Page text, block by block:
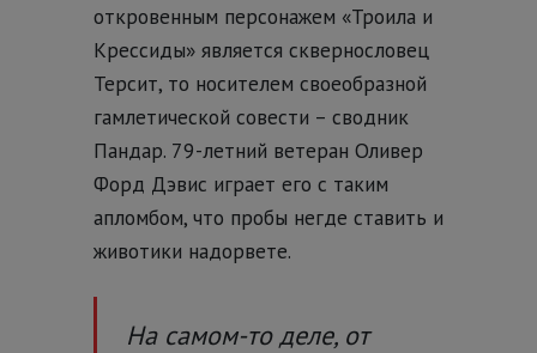
откровенным персонажем «Троила и
Крессиды» является сквернословец
Терсит, то носителем своеобразной
гамлетической совести – сводник
Пандар. 79-летний ветеран Оливер
Форд Дэвис играет его с таким
апломбом, что пробы негде ставить и
животики надорвете.
На самом-то деле, от